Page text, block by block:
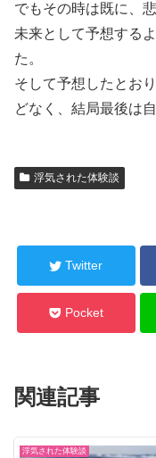
でもその時は既に、
未来として予想する
た。
そして予想したとお
どなく、結局最後は
浮気された体験談
Twitter
Pocket
関連記事
浮気された体験談